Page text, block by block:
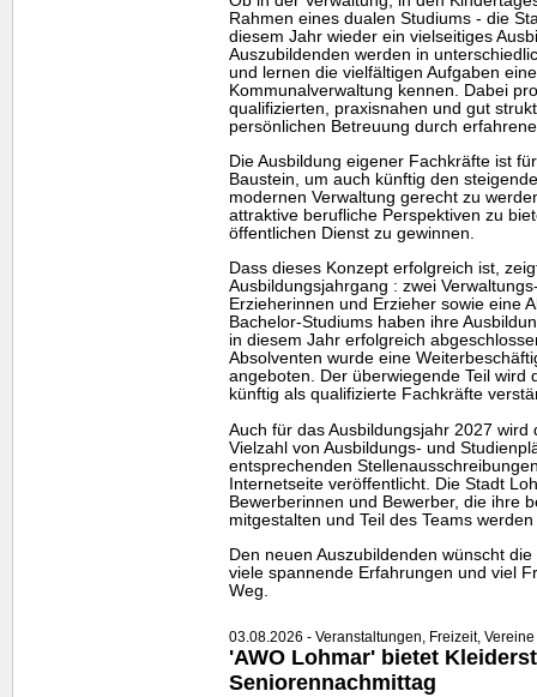
Rahmen eines dualen Studiums - die
diesem Jahr wieder ein vielseitiges
Auszubildenden werden in
und lernen die vielfältigen Aufgaben
Kommunalverwaltung kennen. Dabei
qualifizierten, praxisnahen und gut
persönlichen Betreuung durch
Die Ausbildung eigener Fachkräfte ist
Baustein, um auch künftig den
modernen Verwaltung gerecht zu
attraktive berufliche Perspektiven zu
öffentlichen Dienst zu gewinnen.
Dass dieses Konzept erfolgreich ist,
Ausbildungsjahrgang : zwei
Erzieherinnen und Erzieher sowie eine
Bachelor-Studiums haben ihre
in diesem Jahr erfolgreich
Absolventen wurde eine
angeboten. Der überwiegende Teil wird
künftig als qualifizierte Fachkräfte
Auch für das Ausbildungsjahr 2027
Vielzahl von Ausbildungs- und
entsprechenden
Internetseite veröffentlicht. Die Stadt
Bewerberinnen und Bewerber, die ihre
mitgestalten und Teil des Teams
Den neuen Auszubildenden wünscht
viele spannende Erfahrungen und viel
Weg.
03.08.2026 - Veranstaltungen, Freizeit, Vereine
'AWO Lohmar' bietet
Seniorennachmittag